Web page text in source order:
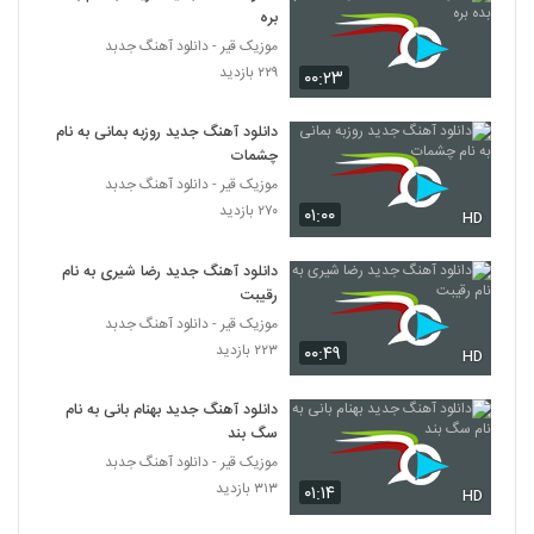
۰۰:۲۳
بره
موزیک قیر - دانلود آهنگ جدبد
۲۲۹ بازدید
۰۱:۰۰ HD
دانلود آهنگ جدید روزبه بمانی به نام
چشمات
موزیک قیر - دانلود آهنگ جدبد
۲۷۰ بازدید
۰۰:۴۹ HD
دانلود آهنگ جدید رضا شیری به نام
رقیبت
موزیک قیر - دانلود آهنگ جدبد
۲۲۳ بازدید
۰۱:۱۴ HD
دانلود آهنگ جدید بهنام بانی به نام
سگ بند
موزیک قیر - دانلود آهنگ جدبد
۳۱۳ بازدید